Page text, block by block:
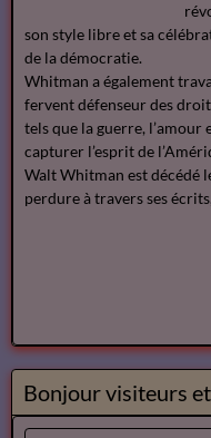
son style libre et sa
de la démocratie.
Whitman a également
fervent défenseur des
tels que la guerre,
capturer l’esprit de
Walt Whitman est décédé
perdure à travers ses écrits,
Bonjour visiteurs